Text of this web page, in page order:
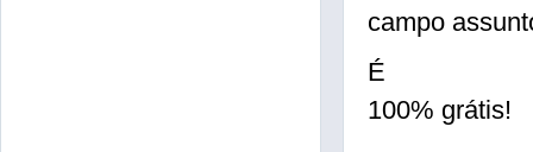
campo
É
100% grátis!